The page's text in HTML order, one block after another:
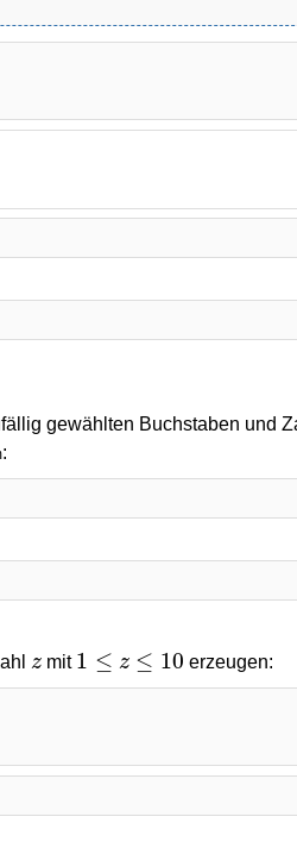
gewählten Buchstaben und
:
z mit 1 ≤ z ≤ 10 erzeugen: